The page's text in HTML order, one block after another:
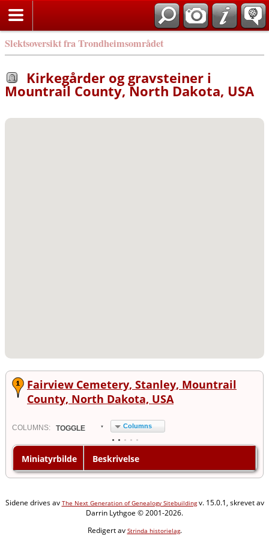
Slektsoversikt fra Trondheimsområdet
Kirkegårder og gravsteiner i
Mountrail County, North Dakota, USA
Fairview Cemetery, Stanley, Mountrail
County, North Dakota, USA
COLUMN S: TOGGLE Columns
Miniatyrbilde Beskrivelse
Sidene drives av The Next Generation of Genealogy Sitebuildingv. 15.0.1, skrevet av
Darrin Lythgoe © 2001-2026.
Redigert av Strinda historielag.